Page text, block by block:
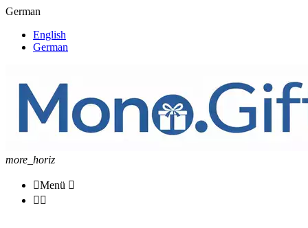
German
English
German
more_horiz
Menü 
 